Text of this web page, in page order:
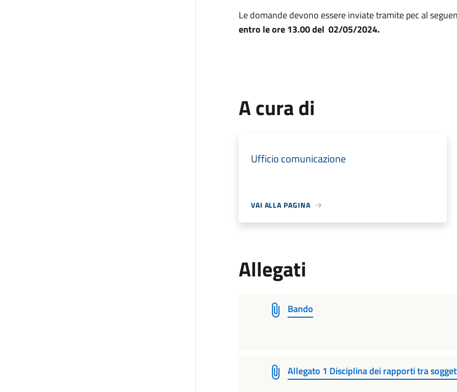
Le domande devono essere inviate tramite pec al
entro le ore 13.00 del 02/05/2024.
A cura di
Ufficio comunicazione
VAI ALLA PAGINA
Allegati
Bando
Allegato 1 Disciplina dei rapporti tra